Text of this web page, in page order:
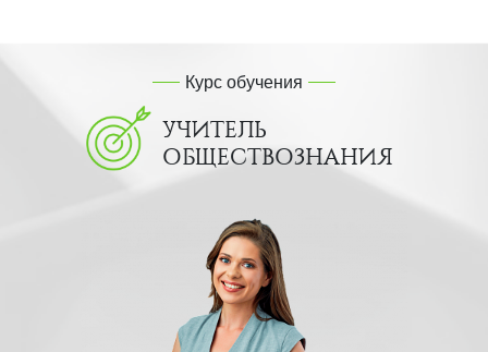
Курс обучения
УЧИТЕЛЬ
ОБЩЕСТВОЗНАНИЯ